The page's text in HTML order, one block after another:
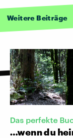
Weitere Beiträge
Das perfekte
…wenn du